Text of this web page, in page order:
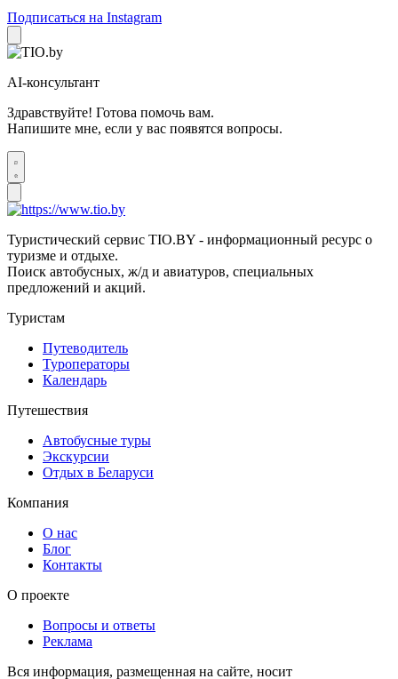
Подписаться на Instagram
AI-консультант
Здравствуйте! Готова помочь вам.
Напишите мне, если у вас появятся вопросы.
Туристический сервис TIO.BY - информационный ресурс о
туризме и отдыхе.
Поиск автобусных, ж/д и авиатуров, специальных
предложений и акций.
Туристам
Путеводитель
Туроператоры
Календарь
Путешествия
Автобусные туры
Экскурсии
Отдых в Беларуси
Компания
О нас
Блог
Контакты
О проекте
Вопросы и ответы
Реклама
Вся информация, размещенная на сайте, носит